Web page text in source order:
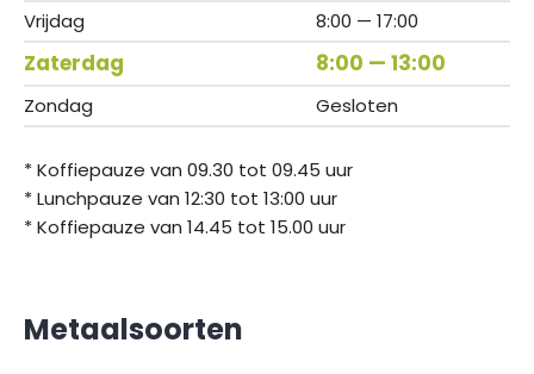
Vrijdag
8:00 — 17:00
Zaterdag 8:00 — 13:00
Zondag Gesloten
* Koffiepauze van 09.30 tot 09.45 uur
* Lunchpauze van 12:30 tot 13:00 uur
* Koffiepauze van 14.45 tot 15.00 uur
Metaalsoorten